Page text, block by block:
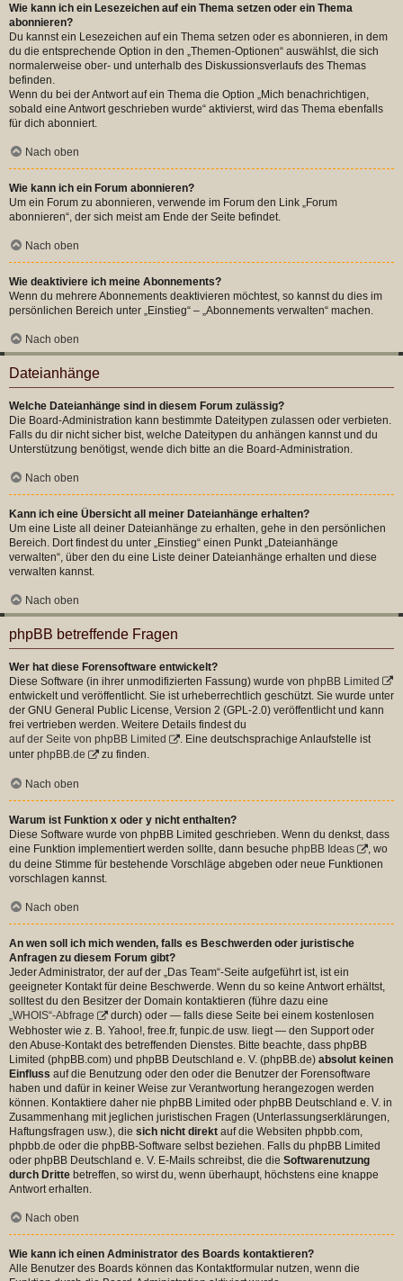
Wie kann ich ein Lesezeichen auf ein Thema setzen oder ein Thema
abonnieren?
Du kannst ein Lesezeichen auf ein Thema setzen oder es abonnieren, in dem
du die entsprechende Option in den „Themen-Optionen“ auswählst, die sich
normalerweise ober- und unterhalb des Diskussionsverlaufs des Themas
befinden.
Wenn du bei der Antwort auf ein Thema die Option „Mich benachrichtigen,
sobald eine Antwort geschrieben wurde“ aktivierst, wird das Thema ebenfalls
für dich abonniert.
Nach oben
Wie kann ich ein Forum abonnieren?
Um ein Forum zu abonnieren, verwende im Forum den Link „Forum
abonnieren“, der sich meist am Ende der Seite befindet.
Nach oben
Wie deaktiviere ich meine Abonnements?
Wenn du mehrere Abonnements deaktivieren möchtest, so kannst du dies im
persönlichen Bereich unter „Einstieg“ – „Abonnements verwalten“ machen.
Nach oben
Dateianhänge
Welche Dateianhänge sind in diesem Forum zulässig?
Die Board-Administration kann bestimmte Dateitypen zulassen oder verbieten.
Falls du dir nicht sicher bist, welche Dateitypen du anhängen kannst und du
Unterstützung benötigst, wende dich bitte an die Board-Administration.
Nach oben
Kann ich eine Übersicht all meiner Dateianhänge erhalten?
Um eine Liste all deiner Dateianhänge zu erhalten, gehe in den persönlichen
Bereich. Dort findest du unter „Einstieg“ einen Punkt „Dateianhänge
verwalten“, über den du eine Liste deiner Dateianhänge erhalten und diese
verwalten kannst.
Nach oben
phpBB betreffende Fragen
Wer hat diese Forensoftware entwickelt?
Diese Software (in ihrer unmodifizierten Fassung) wurde von phpBB Limited
entwickelt und veröffentlicht. Sie ist urheberrechtlich geschützt. Sie wurde unter
der GNU General Public License, Version 2 (GPL-2.0) veröffentlicht und kann
frei vertrieben werden. Weitere Details findest du
auf der Seite von phpBB Limited
. Eine deutschsprachige Anlaufstelle ist
unter phpBB.de zu finden.
Nach oben
Warum ist Funktion x oder y nicht enthalten?
Diese Software wurde von phpBB Limited geschrieben. Wenn du denkst, dass
eine Funktion implementiert werden sollte, dann besuche phpBB Ideas
, wo
du deine Stimme für bestehende Vorschläge abgeben oder neue Funktionen
vorschlagen kannst.
Nach oben
An wen soll ich mich wenden, falls es Beschwerden oder juristische
Anfragen zu diesem Forum gibt?
Jeder Administrator, der auf der „Das Team“-Seite aufgeführt ist, ist ein
geeigneter Kontakt für deine Beschwerde. Wenn du so keine Antwort erhältst,
solltest du den Besitzer der Domain kontaktieren (führe dazu eine
„WHOIS“-Abfrage
durch) oder — falls diese Seite bei einem kostenlosen
Webhoster wie z. B. Yahoo!, free.fr, funpic.de usw. liegt — den Support oder
den Abuse-Kontakt des betreffenden Dienstes. Bitte beachte, dass phpBB
Limited (phpBB.com) und phpBB Deutschland e. V. (phpBB.de) absolut keinen
Einfluss auf die Benutzung oder den oder die Benutzer der Forensoftware
haben und dafür in keiner Weise zur Verantwortung herangezogen werden
können. Kontaktiere daher nie phpBB Limited oder phpBB Deutschland e. V. in
Zusammenhang mit jeglichen juristischen Fragen (Unterlassungserklärungen,
Haftungsfragen usw.), die sich nicht direkt auf die Websiten phpbb.com,
phpbb.de oder die phpBB-Software selbst beziehen. Falls du phpBB Limited
oder phpBB Deutschland e. V. E-Mails schreibst, die die Softwarenutzung
durch Dritte betreffen, so wirst du, wenn überhaupt, höchstens eine knappe
Antwort erhalten.
Nach oben
Wie kann ich einen Administrator des Boards kontaktieren?
Alle Benutzer des Boards können das Kontaktformular nutzen, wenn die